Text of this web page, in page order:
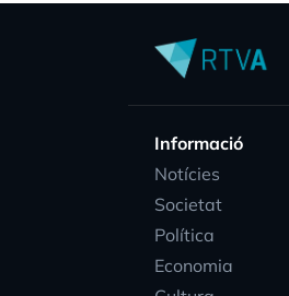
Informació
Notícies
Societat
Política
Economia